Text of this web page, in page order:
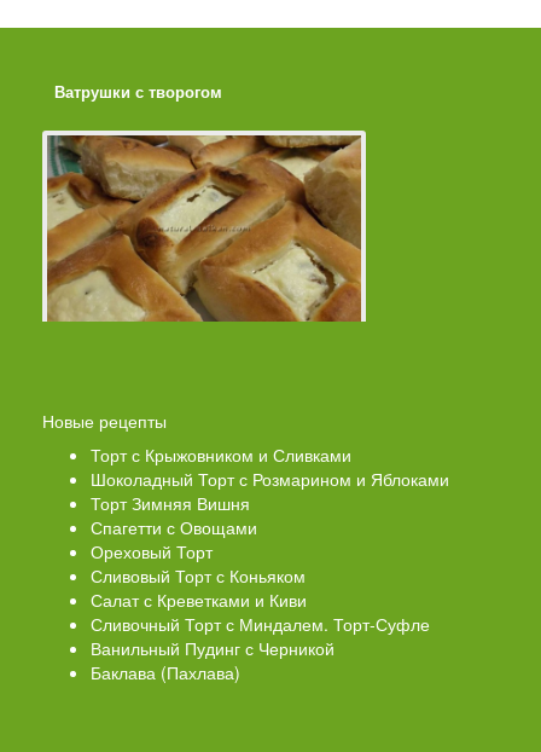
Ватрушки с творогом
Новые рецепты
Торт с Крыжовником и Сливками
Шоколадный Торт с Розмарином и Яблоками
Торт Зимняя Вишня
Спагетти с Овощами
Ореховый Торт
Сливовый Торт с Коньяком
Салат с Креветками и Киви
Сливочный Торт с Миндалем. Торт-Суфле
Ванильный Пудинг с Черникой
Баклава (Пахлава)